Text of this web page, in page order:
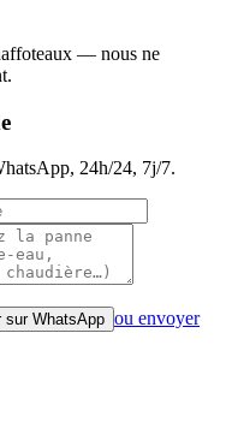
— nous ne
24h/24, 7j/7.
sur WhatsApp ou envoyer